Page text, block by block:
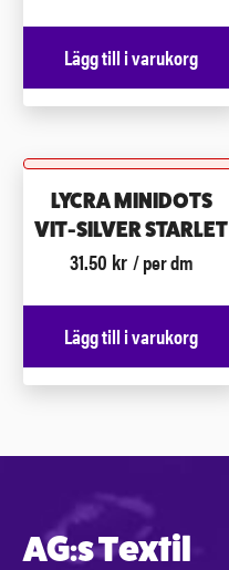
Lägg till i varukorg
LYCRA MINIDOTS
VIT-SILVER STARLET
31.50 kr / per dm
Lägg till i varukorg
AG:s Textil